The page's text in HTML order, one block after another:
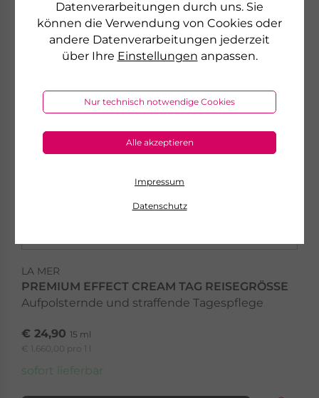
Datenverarbeitungen durch uns. Sie
können die Verwendung von Cookies oder
andere Datenverarbeitungen jederzeit
über Ihre Einstellungen anpassen.
Nur technisch notwendige Cookies
Alle akzeptieren
Impressum
Datenschutz
MED+ ANTI DRY
MED+ Anti Dry »
LA MER
PREMIUM EFFECT CREAM TAG REISEGRÖSSE
Aufpolsternde und straffende Tagespflege
€ 24,90 15 ml
€ 1.660,00 pro 1 l
sofort lieferbar